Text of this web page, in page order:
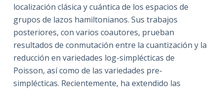
localización clásica y cuántica de los espacios de
grupos de lazos hamiltonianos. Sus trabajos
posteriores, con varios coautores, prueban
resultados de conmutación entre la cuantización y la
reducción en variedades log-simplécticas de
Poisson, así como de las variedades pre-
simplécticas. Recientemente, ha extendido las